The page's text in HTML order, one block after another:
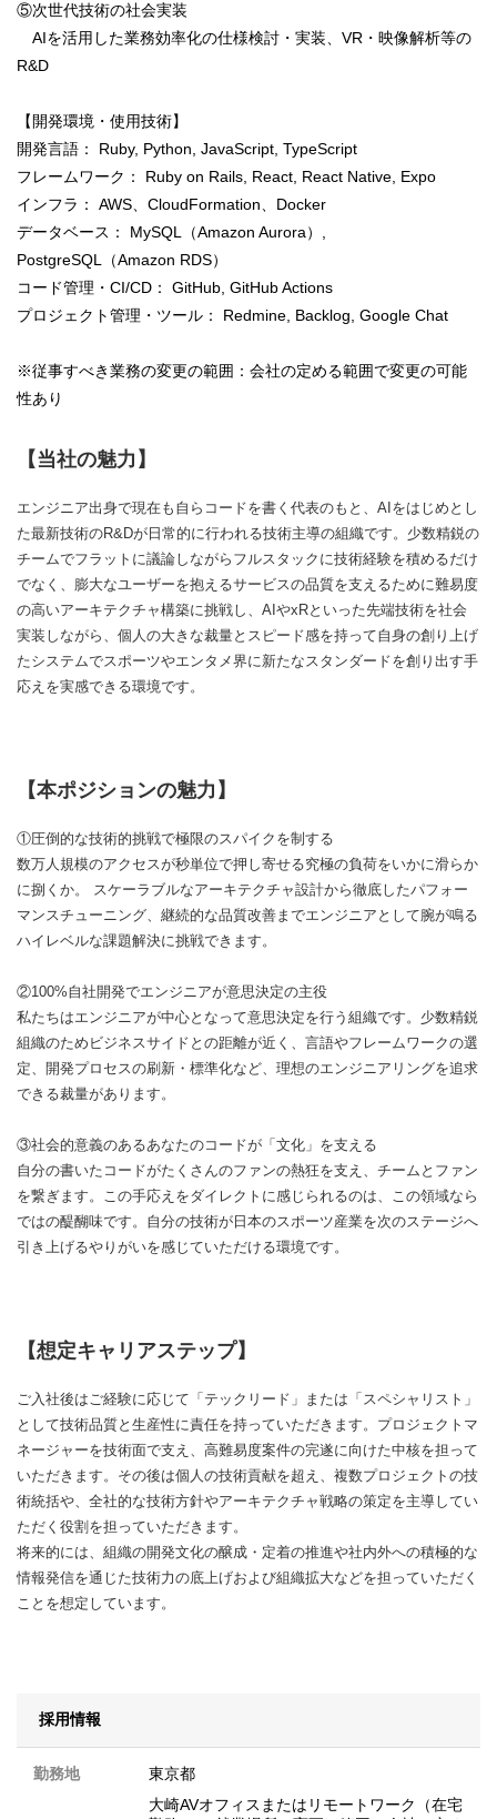
⑤次世代技術の社会実装
AIを活用した業務効率化の仕様検討・実装、VR・映像解析等の
R&D
【開発環境・使用技術】
開発言語： Ruby, Python, JavaScript, TypeScript
フレームワーク： Ruby on Rails, React, React Native, Expo
インフラ： AWS、CloudFormation、Docker
データベース： MySQL（Amazon Aurora）,
PostgreSQL（Amazon RDS）
コード管理・CI/CD： GitHub, GitHub Actions
プロジェクト管理・ツール： Redmine, Backlog, Google Chat
※従事すべき業務の変更の範囲：会社の定める範囲で変更の可能
性あり
【当社の魅力】
エンジニア出身で現在も自らコードを書く代表のもと、AIをはじめとし
た最新技術のR&Dが日常的に行われる技術主導の組織です。少数精鋭の
チームでフラットに議論しながらフルスタックに技術経験を積めるだけ
でなく、膨大なユーザーを抱えるサービスの品質を支えるために難易度
の高いアーキテクチャ構築に挑戦し、AIやxRといった先端技術を社会
実装しながら、個人の大きな裁量とスピード感を持って自身の創り上げ
たシステムでスポーツやエンタメ界に新たなスタンダードを創り出す手
応えを実感できる環境です。
【本ポジションの魅力】
①圧倒的な技術的挑戦で極限のスパイクを制する
数万人規模のアクセスが秒単位で押し寄せる究極の負荷をいかに滑らか
に捌くか。 スケーラブルなアーキテクチャ設計から徹底したパフォー
マンスチューニング、継続的な品質改善までエンジニアとして腕が鳴る
ハイレベルな課題解決に挑戦できます。
②100%自社開発でエンジニアが意思決定の主役
私たちはエンジニアが中心となって意思決定を行う組織です。少数精鋭
組織のためビジネスサイドとの距離が近く、言語やフレームワークの選
定、開発プロセスの刷新・標準化など、理想のエンジニアリングを追求
できる裁量があります。
③社会的意義のあるあなたのコードが「文化」を支える
自分の書いたコードがたくさんのファンの熱狂を支え、チームとファン
を繋ぎます。この手応えをダイレクトに感じられるのは、この領域なら
ではの醍醐味です。自分の技術が日本のスポーツ産業を次のステージへ
引き上げるやりがいを感じていただける環境です。
【想定キャリアステップ】
ご入社後はご経験に応じて「テックリード」または「スペシャリスト」
として技術品質と生産性に責任を持っていただきます。プロジェクトマ
ネージャーを技術面で支え、高難易度案件の完遂に向けた中核を担って
いただきます。その後は個人の技術貢献を超え、複数プロジェクトの技
術統括や、全社的な技術方針やアーキテクチャ戦略の策定を主導してい
ただく役割を担っていただきます。
将来的には、組織の開発文化の醸成・定着の推進や社内外への積極的な
情報発信を通じた技術力の底上げおよび組織拡大などを担っていただく
ことを想定しています。
採用情報
勤務地
東京都
大崎AVオフィスまたはリモートワーク（在宅